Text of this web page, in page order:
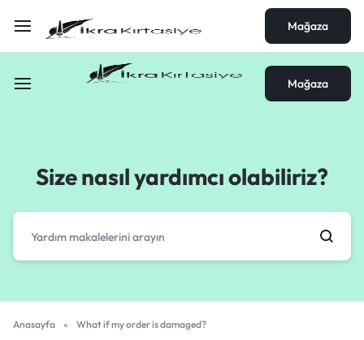
Mağaza
Mağaza
Size nasıl yardımcı olabiliriz?
Anasayfa » What if my order is damaged?